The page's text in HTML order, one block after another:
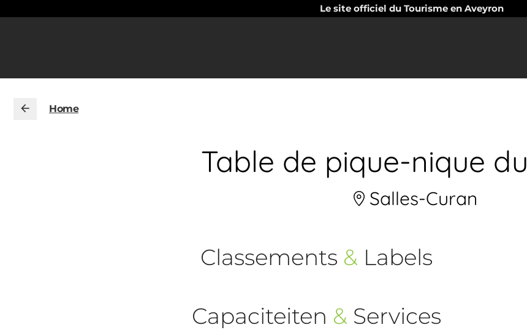
Le site officiel du Tourisme en Aveyron
Home
Table de pique-nique
Salles-Curan
Classements & Labels
Capaciteiten & Services